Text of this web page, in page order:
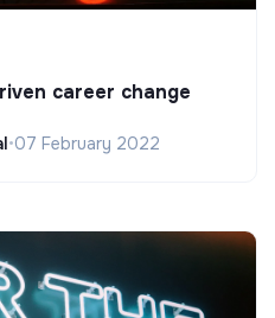
career change
•07 February 2022